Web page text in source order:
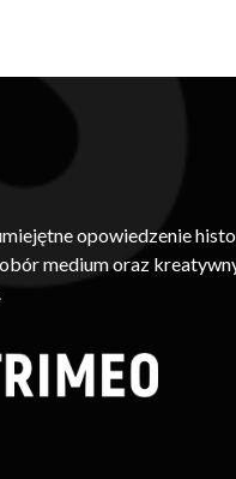
opowiedzenie
medium oraz